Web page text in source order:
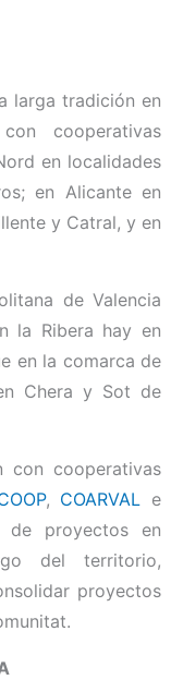
larga tradición en
cooperativas
en localidades
en Alicante en
y Catral, y en
de Valencia
la Ribera hay en
en la comarca de
Chera y Sot de
con cooperativas
, COARVAL e
de proyectos en
del territorio,
proyectos